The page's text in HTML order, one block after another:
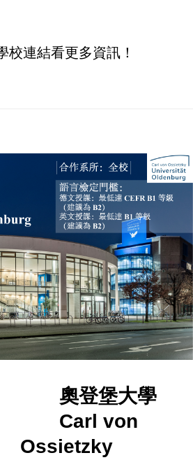
校連結看更多資訊！
奧登堡大學
Carl von
Ossietzky